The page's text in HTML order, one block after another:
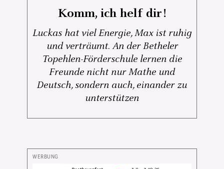
Komm, ich helf dir!
Luckas hat viel Energie, Max ist ruhig
und verträumt. An der Betheler
Topehlen-Förderschule lernen die
Freunde nicht nur Mathe und
Deutsch, sondern auch, einander zu
unterstützen